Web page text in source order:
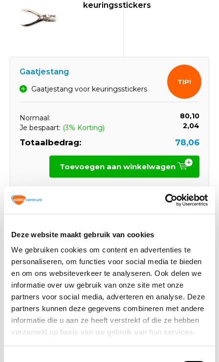
Deze website maakt gebruik van cookies
We gebruiken cookies om content en advertenties te
personaliseren, om functies voor social media te bieden
en om ons websiteverkeer te analyseren. Ook delen we
informatie over uw gebruik van onze site met onze
partners voor social media, adverteren en analyse. Deze
partners kunnen deze gegevens combineren met andere
informatie die u aan ze heeft verstrekt of die ze hebben
verzameld op basis van uw gebruik van hun services.
keuringsstickers
Gaatjestang
Gaatjestang voor keuringsstickers
Normaal:
80,10
Je bespaart: (3% Korting) 2,04
Totaalbedrag: 78,06
TIP!
Toevoegen aan winkelwagen
Gerelateerde producten
EazyPAT NEN 3140
tester
453,90
SafetyPAT NEN 3140
tester
2.014,50